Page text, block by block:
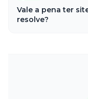
Vale a pena ter
resolve?